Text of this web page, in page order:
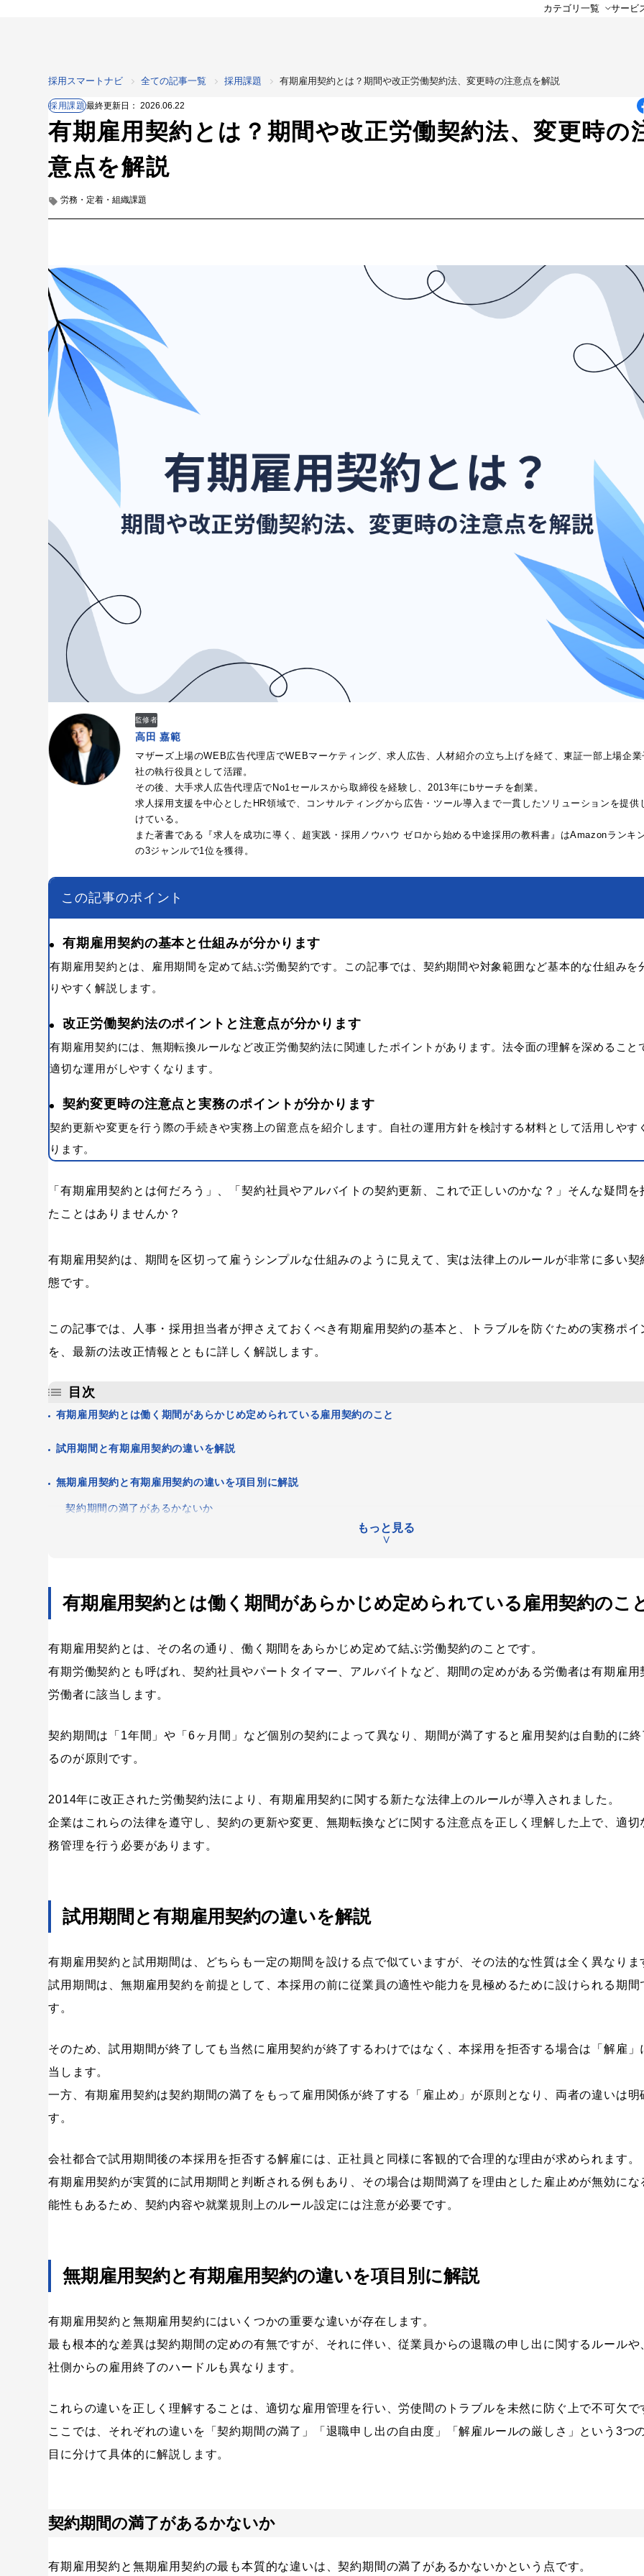
カテゴリ一覧 サービ
エン転職・engage 採用戦略・採用設計 採用課題・改善 採用目標・効果改善
求人票・求人原稿
中途採用
採用スマートナビ 全ての記事一覧 採用課題 有期雇用契約とは？期間や改正労働契約法、変更時の注意点を解説
採用課題最終更新日： 2026.06.22
有期雇用契約とは？期間や改正労働契約法、変更時の
意点を解説
労務・定着・組織課題
監修者
高田 嘉範
マザーズ上場のWEB広告代理店でWEBマーケティング、求人広告、人材紹介の立ち上げを経て、東証一部上場企
社の執行役員として活躍。
その後、大手求人広告代理店でNo1セールスから取締役を経験し、2013年にbサーチを創業。
求人採用支援を中心としたHR領域で、コンサルティングから広告・ツール導入まで一貫したソリューションを提供
けている。
また著書である『求人を成功に導く、超実践・採用ノウハウ ゼロから始める中途採用の教科書』はAmazonランキ
の3ジャンルで1位を獲得。
この記事のポイント
有期雇用契約の基本と仕組みが分かります
有期雇用契約とは、雇用期間を定めて結ぶ労働契約です。この記事では、契約期間や対象範囲など基本的な仕組みを
りやすく解説します。
改正労働契約法のポイントと注意点が分かります
有期雇用契約には、無期転換ルールなど改正労働契約法に関連したポイントがあります。法令面の理解を深めること
適切な運用がしやすくなります。
契約変更時の注意点と実務のポイントが分かります
契約更新や変更を行う際の手続きや実務上の留意点を紹介します。自社の運用方針を検討する材料として活用しやす
ります。
「有期雇用契約とは何だろう」、「契約社員やアルバイトの契約更新、これで正しいのかな？」そんな疑問を
たことはありませんか？
有期雇用契約は、期間を区切って雇うシンプルな仕組みのように見えて、実は法律上のルールが非常に多い契
態です。
この記事では、人事・採用担当者が押さえておくべき有期雇用契約の基本と、トラブルを防ぐための実務ポイ
を、最新の法改正情報とともに詳しく解説します。
目次
有期雇用契約とは働く期間があらかじめ定められている雇用契約のこと
試用期間と有期雇用契約の違いを解説
無期雇用契約と有期雇用契約の違いを項目別に解説
契約期間の満了があるかないか
契約期間の上限は原則として3年
有期雇用契約で押さえるべき3つの法律ルール（改正労働契約法）
ルール1：通算5年を超えると無期雇用に転換できる（無期転換ルール）
ルール3：正社員との不合理な待遇差は禁止される（同一労働同一賃金）
ポイント1：労働条件を雇用契約書で明示する義務
ポイント2：契約を更新する場合の基準をはっきりさせる
ポイント3：「雇止め」をする場合は30日前の予告が必要
有期雇用契約のまとめ
もっと見る
∨
有期雇用契約とは働く期間があらかじめ定められている雇用契約のこ
有期雇用契約とは、その名の通り、働く期間をあらかじめ定めて結ぶ労働契約のことです。
有期労働契約とも呼ばれ、契約社員やパートタイマー、アルバイトなど、期間の定めがある労働者は有期雇用
労働者に該当します。
契約期間は「1年間」や「6ヶ月間」など個別の契約によって異なり、期間が満了すると雇用契約は自動的に
るのが原則です。
2014年に改正された労働契約法により、有期雇用契約に関する新たな法律上のルールが導入されました。
企業はこれらの法律を遵守し、契約の更新や変更、無期転換などに関する注意点を正しく理解した上で、適切
務管理を行う必要があります。
試用期間と有期雇用契約の違いを解説
有期雇用契約と試用期間は、どちらも一定の期間を設ける点で似ていますが、その法的な性質は全く異なりま
試用期間は、無期雇用契約を前提として、本採用の前に従業員の適性や能力を見極めるために設けられる期間
す。
そのため、試用期間が終了しても当然に雇用契約が終了するわけではなく、本採用を拒否する場合は「解雇」
当します。
一方、有期雇用契約は契約期間の満了をもって雇用関係が終了する「雇止め」が原則となり、両者の違いは明
す。
会社都合で試用期間後の本採用を拒否する解雇には、正社員と同様に客観的で合理的な理由が求められます。
有期雇用契約が実質的に試用期間と判断される例もあり、その場合は期間満了を理由とした雇止めが無効にな
能性もあるため、契約内容や就業規則上のルール設定には注意が必要です。
無期雇用契約と有期雇用契約の違いを項目別に解説
有期雇用契約と無期雇用契約にはいくつかの重要な違いが存在します。
最も根本的な差異は契約期間の定めの有無ですが、それに伴い、従業員からの退職の申し出に関するルールや
社側からの雇用終了のハードルも異なります。
これらの違いを正しく理解することは、適切な雇用管理を行い、労使間のトラブルを未然に防ぐ上で不可欠で
ここでは、それぞれの違いを「契約期間の満了」「退職申し出の自由度」「解雇ルールの厳しさ」という3つ
目に分けて具体的に解説します。
契約期間の満了があるかないか
有期雇用契約と無期雇用契約の最も本質的な違いは、契約期間の満了があるかないかという点です。